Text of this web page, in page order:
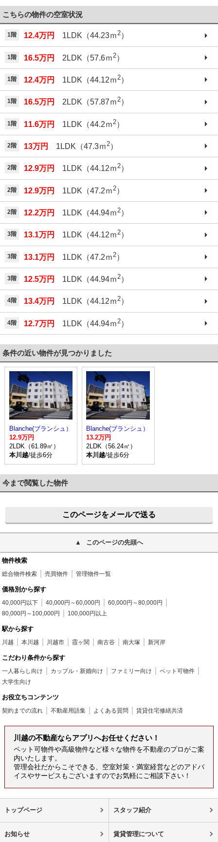
こちらの物件の空室状況
1階 12.4万円 1LDK（44.23ｍ2）
1階 16.5万円 2LDK（57.6ｍ 2）
1階 12.4万円 1LDK（44.12ｍ2）
1階 16.5万円 2LDK（57.87ｍ2）
1階 11.6万円 1LDK（44.2ｍ 2）
2階 13万円 1LDK（47.3ｍ2）
2階 12.9万円 1LDK（44.12ｍ2）
2階 12.9万円 1LDK（47.2ｍ 2）
2階 12.2万円 1LDK（44.94ｍ2）
3階 13.1万円 1LDK（44.12ｍ2）
3階 13.1万円 1LDK（47.2ｍ 2）
3階 12.5万円 1LDK（44.94ｍ2）
4階 13.4万円 1LDK（44.12ｍ2）
4階 12.7万円 1LDK（44.94ｍ 2）
条件の近い物件が見つかりました
Blanche(ブランシュ）
12.9万円
2LDK（61.89㎡）
本川越/徒歩6分
Blanche(ブランシュ）
13.2万円
2LDK（56.24㎡）
本川越/徒歩6分
今まで閲覧した物件
このページをメールで送る
このページの先頭へ
物件検索
総合物件検索 売買物件 管理物件一覧
価格別から探す
40,000円以下 40,000円～60,000円
60,000円～80,000円
80,000円～100,000円
100,000円以上
駅から探す
川越 本川越 川越市 霞ヶ関 南古谷 南大塚 新河岸
こだわり条件から探す
一人暮らし向け カップル・新婚向け ファミリー向け
ペット可物件
大学生向け
お役立ちコンテンツ
契約までの流れ 不動産用語集 よくある質問 賃貸住宅修繕共済
川越の不動産ならアプリへお任せください！
ペット可物件や高級物件など様々な物件を不動産のプロがご案
内いたします。
管理会社だからこそできる、空室対策・満室経営などのアドバ
イスやサービスもございますのでお気軽にご相談下さい！
トップページ スタッフ紹介
お知らせ 賃貸管理について